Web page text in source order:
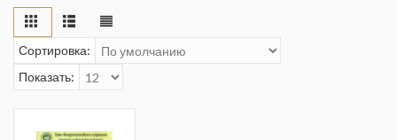
Сортировка:
Показать: